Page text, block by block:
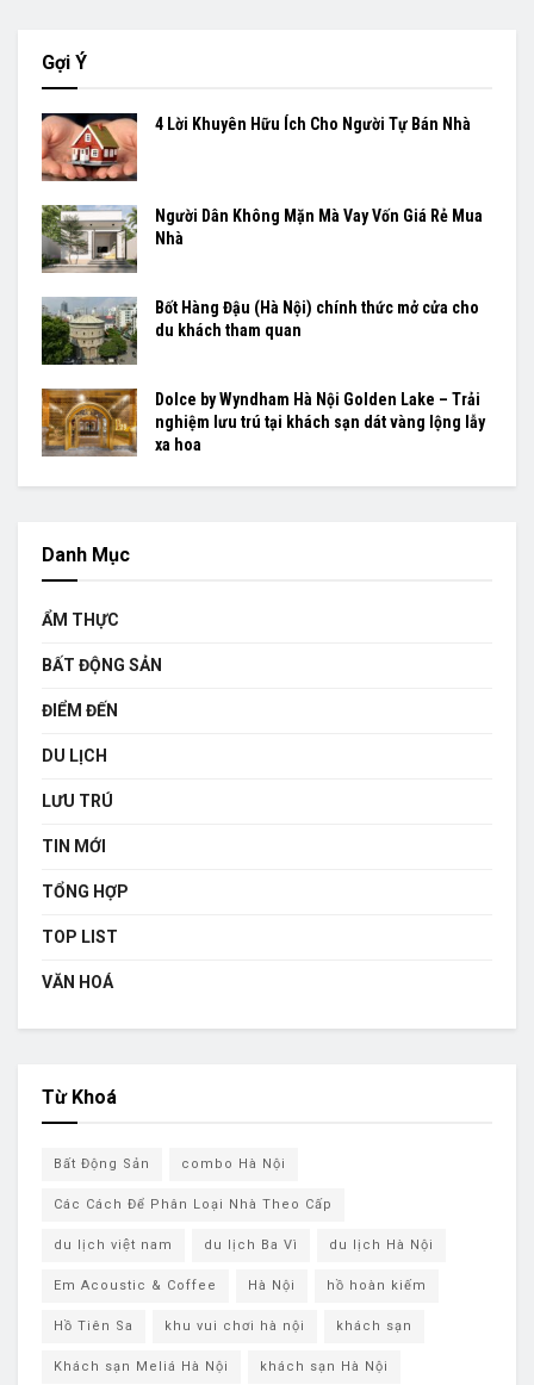
Gợi Ý
4 Lời Khuyên Hữu Ích Cho Người Tự Bán Nhà
Người Dân Không Mặn Mà Vay Vốn Giá Rẻ Mua
Nhà
Bốt Hàng Đậu (Hà Nội) chính thức mở cửa cho
du khách tham quan
Dolce by Wyndham Hà Nội Golden Lake – Trải
nghiệm lưu trú tại khách sạn dát vàng lộng lẫy
xa hoa
Danh Mục
ẨM THỰC
BẤT ĐỘNG SẢN
ĐIỂM ĐẾN
DU LỊCH
LƯU TRÚ
TIN MỚI
TỔNG HỢP
TOP LIST
VĂN HOÁ
Từ Khoá
Bất Động Sản combo Hà Nội
Các Cách Để Phân Loại Nhà Theo Cấp
du lịch việt nam du lịch Ba Vì du lịch ​Hà Nội
Em Acoustic & Coffee Hà Nội hồ hoàn kiếm
Hồ Tiên Sa khu vui chơi hà nội khách sạn
Khách sạn Meliá Hà Nội khách sạn ​Hà Nội